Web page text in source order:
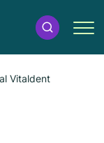
Vitaldent